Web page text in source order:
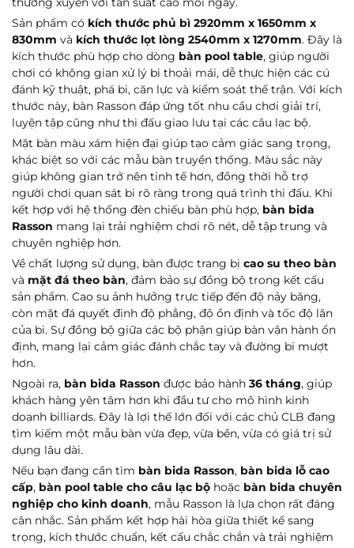
Sản phẩm có kích thước phủ bì 2920mm x 1650mm x
830mm và kích thước lọt lòng 2540mm x 1270mm. Đây là
kích thước phù hợp cho dòng bàn pool table, giúp người
chơi có không gian xử lý bi thoải mái, dễ thực hiện các cú
đánh kỹ thuật, phá bi, căn lực và kiểm soát thế trận. Với kích
thước này, bàn Rasson đáp ứng tốt nhu cầu chơi giải trí,
luyện tập cũng như thi đấu giao lưu tại các câu lạc bộ.
Mặt bàn màu xám hiện đại giúp tạo cảm giác sang trọng,
khác biệt so với các mẫu bàn truyền thống. Màu sắc này
giúp không gian trở nên tinh tế hơn, đồng thời hỗ trợ
người chơi quan sát bi rõ ràng trong quá trình thi đấu. Khi
kết hợp với hệ thống đèn chiếu bàn phù hợp, bàn bida
Rasson mang lại trải nghiệm chơi rõ nét, dễ tập trung và
chuyên nghiệp hơn.
Về chất lượng sử dụng, bàn được trang bị cao su theo bàn
và mặt đá theo bàn, đảm bảo sự đồng bộ trong kết cấu
sản phẩm. Cao su ảnh hưởng trực tiếp đến độ nảy băng,
còn mặt đá quyết định độ phẳng, độ ổn định và tốc độ lăn
của bi. Sự đồng bộ giữa các bộ phận giúp bàn vận hành ổn
định, mang lại cảm giác đánh chắc tay và đường bi mượt
hơn.
Ngoài ra, bàn bida Rasson được bảo hành 36 tháng, giúp
khách hàng yên tâm hơn khi đầu tư cho mô hình kinh
doanh billiards. Đây là lợi thế lớn đối với các chủ CLB đang
tìm kiếm một mẫu bàn vừa đẹp, vừa bền, vừa có giá trị sử
dụng lâu dài.
Nếu bạn đang cần tìm bàn bida Rasson, bàn bida lỗ cao
cấp, bàn pool table cho câu lạc bộ hoặc bàn bida chuyên
nghiệp cho kinh doanh, mẫu Rasson là lựa chọn rất đáng
cân nhắc. Sản phẩm kết hợp hài hòa giữa thiết kế sang
trọng, kích thước chuẩn, kết cấu chắc chắn và trải nghiệm